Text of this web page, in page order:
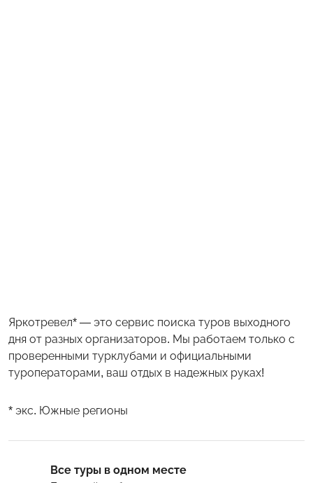
Яркотревел* — это сервис поиска туров выходного
дня от разных организаторов. Мы работаем только с
проверенными турклубами и официальными
туроператорами, ваш отдых в надежных руках!
* экс. Южные регионы
Все туры в одном месте